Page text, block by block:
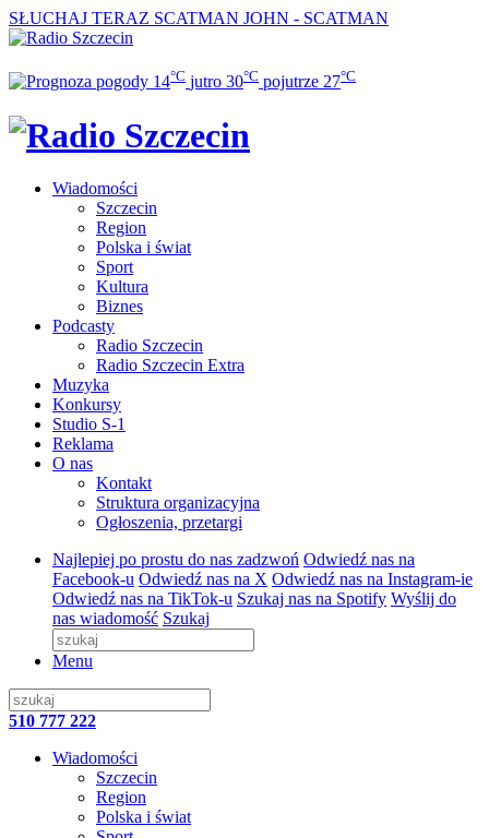
SŁUCHAJ TERAZ SCATMAN JOHN - SCATMAN
14°C jutro 30°C pojutrze 27°C
Wiadomości
Szczecin
Region
Polska i świat
Sport
Kultura
Biznes
Podcasty
Radio Szczecin
Radio Szczecin Extra
Muzyka
Konkursy
Studio S-1
Reklama
O nas
Kontakt
Struktura organizacyjna
Ogłoszenia, przetargi
Najlepiej po prostu do nas zadzwoń Odwiedź nas na
Facebook-u Odwiedź nas na X Odwiedź nas na Instagram-ie
Odwiedź nas na TikTok-u Szukaj nas na Spotify Wyślij do
nas wiadomość Szukaj
Menu
510 777 222
Wiadomości
Szczecin
Region
Polska i świat